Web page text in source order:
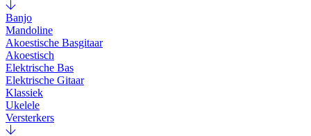
Banjo
Mandoline
Akoestische Basgitaar
Akoestisch
Elektrische Bas
Elektrische Gitaar
Klassiek
Ukelele
Versterkers